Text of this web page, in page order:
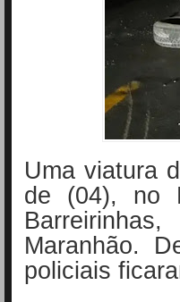
Uma viatura
de (04), no
Maranhão.
policiais